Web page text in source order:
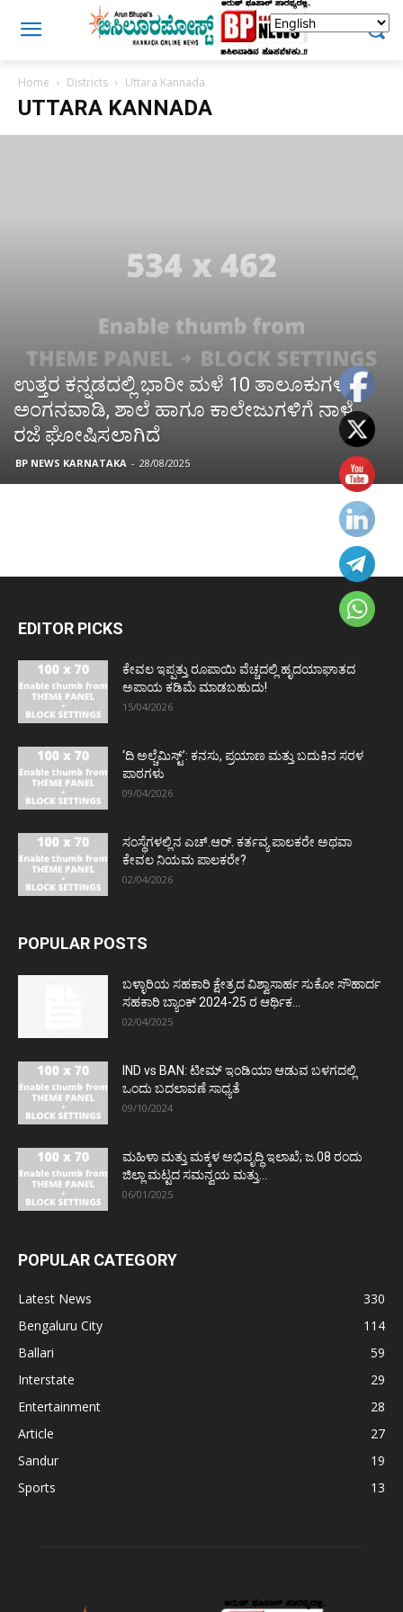
Home Districts Uttara Kannada
UTTARA KANNADA
ಉತ್ತರ ಕನ್ನಡದಲ್ಲಿ ಭಾರೀ ಮಳೆ 10 ತಾಲೂಕುಗಳ
ಅಂಗನವಾಡಿ, ಶಾಲೆ ಹಾಗೂ ಕಾಲೇಜುಗಳಿಗೆ ನಾಳೆ
ರಜೆ ಘೋಷಿಸಲಾಗಿದೆ
BP NEWS KARNATAKA - 28/08/2025
EDITOR PICKS
ಕೇವಲ ಇಪ್ಪತ್ತು ರೂಪಾಯಿ ವೆಚ್ಚದಲ್ಲಿ ಹೃದಯಾಘಾತದ
ಅಪಾಯ ಕಡಿಮೆ ಮಾಡಬಹುದು!
15/04/2026
‘ದಿ ಅಲ್ಚೆಮಿಸ್ಟ್’: ಕನಸು, ಪ್ರಯಾಣ ಮತ್ತು ಬದುಕಿನ ಸರಳ
ಪಾಠಗಳು
09/04/2026
ಸಂಸ್ಥೆಗಳಲ್ಲಿನ ಎಚ್.ಆರ್. ಕರ್ತವ್ಯ ಪಾಲಕರೇ ಅಥವಾ
ಕೇವಲ ನಿಯಮ ಪಾಲಕರೇ?
02/04/2026
POPULAR POSTS
ಬಳ್ಳಾರಿಯ ಸಹಕಾರಿ ಕ್ಷೇತ್ರದ ವಿಶ್ವಾಸಾರ್ಹ ಸುಕೋ ಸೌಹಾರ್ದ
ಸಹಕಾರಿ ಬ್ಯಾಂಕ್ 2024-25 ರ ಆರ್ಥಿಕ...
02/04/2025
IND vs BAN: ಟೀಮ್ ಇಂಡಿಯಾ ಆಡುವ ಬಳಗದಲ್ಲಿ
ಒಂದು ಬದಲಾವಣೆ ಸಾಧ್ಯತೆ
09/10/2024
ಮಹಿಳಾ ಮತ್ತು ಮಕ್ಕಳ ಅಭಿವೃದ್ಧಿ ಇಲಾಖೆ; ಜ.08 ರಂದು
ಜಿಲ್ಲಾ ಮಟ್ಟದ ಸಮನ್ವಯ ಮತ್ತು...
06/01/2025
POPULAR CATEGORY
Latest News
330
Bengaluru City
114
Ballari
59
Interstate
29
Entertainment
28
Article
27
Sandur
19
Sports
13